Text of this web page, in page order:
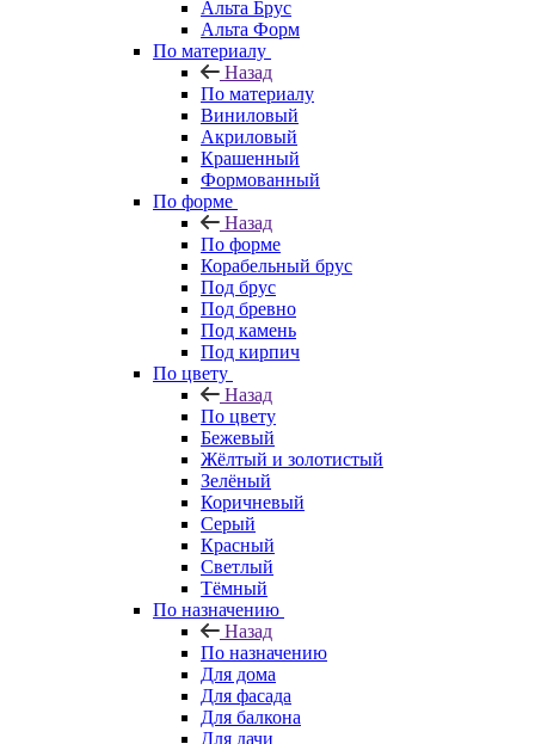
Альта Брус
Альта Форм
По материалу
Назад
По материалу
Виниловый
Акриловый
Крашенный
Формованный
По форме
Назад
По форме
Корабельный брус
Под брус
Под бревно
Под камень
Под кирпич
По цвету
Назад
По цвету
Бежевый
Жёлтый и золотистый
Зелёный
Коричневый
Серый
Красный
Светлый
Тёмный
По назначению
Назад
По назначению
Для дома
Для фасада
Для балкона
Для дачи